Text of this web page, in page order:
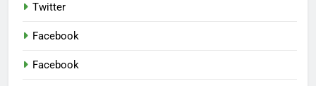
Twitter
Facebook
Facebook